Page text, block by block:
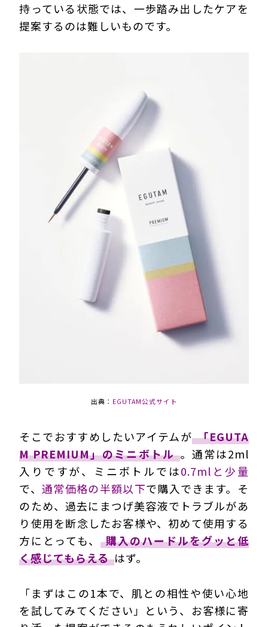
持っている状態では、一歩踏み出したケアを
提案するのは難しいものです。
出典： EGUTAM公式サイト
そこでおすすめしたいアイテムが 「EGUTA
M PREMIUM」のミニボトル 。通常は2ml
入りですが、ミニボトルでは0.7mlと少量
で、通常価格の半額以下で購入できます。そ
のため、過去にまつげ美容液でトラブルがあ
り使用を断念したお客様や、初めて使用する
方にとっても、 購入のハードルをグッと低
く感じてもらえる はず。
「まずはこの1本で、肌との相性や使い心地
を試してみてください」という、お客様に寄